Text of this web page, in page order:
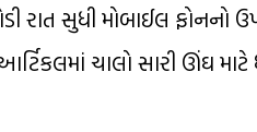
રાત સુધી મોબાઈલ ફોનનો
ચાલો સારી ઊંઘ માટે